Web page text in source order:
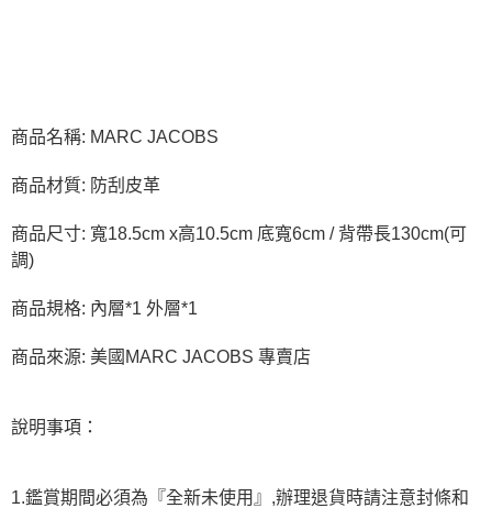
商品名稱: MARC JACOBS
商品材質: 防刮皮革
商品尺寸: 寬18.5cm x高10.5cm 底寬6cm / 背帶長130cm(可
調)
商品規格: 內層*1 外層*1
商品來源: 美國MARC JACOBS 專賣店
說明事項：
1.鑑賞期間必須為『全新未使用』,辦理退貨時請注意封條和